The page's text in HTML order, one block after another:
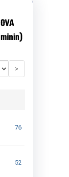
>
76
52